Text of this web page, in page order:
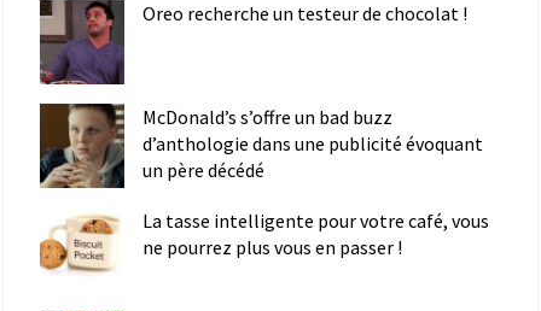
Oreo recherche un testeur de chocolat !
McDonald’s s’offre un bad buzz
d’anthologie dans une publicité évoquant
un père décédé
La tasse intelligente pour votre café, vous
ne pourrez plus vous en passer !